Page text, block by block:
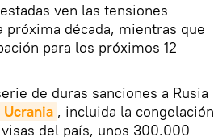
ven las tensiones
década, mientras que
para los próximos 12
de duras sanciones a Rusia
, incluida la congelación
del país, unos 300.000